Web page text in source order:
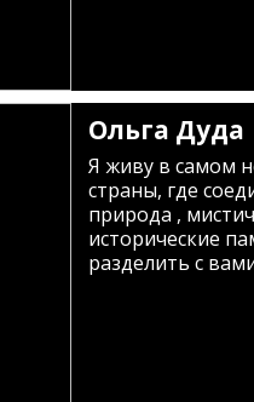
Ольга Дуда
Я живу в самом
страны, где
природа ,
исторические
разделить с